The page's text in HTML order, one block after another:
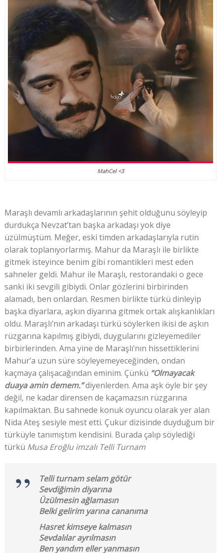
MahCel <3
Maraşlı devamlı arkadaşlarının şehit olduğunu söyleyip
durdukça Nevzat’tan başka arkadaşı yok diye
üzülmüştüm. Meğer, eski timden arkadaşlarıyla rutin
olarak toplanıyorlarmış. Mahur da Maraşlı ile birlikte
gitmek isteyince benim gibi romantikleri mest eden
sahneler geldi. Mahur ile Maraşlı, restorandaki o gece
sanki iki sevgili gibiydi. Onlar gözlerini birbirinden
alamadı, ben onlardan. Resmen birlikte türkü dinleyip
başka diyarlara, aşkın diyarına gitmek ortak alışkanlıkları
oldu. Maraşlı’nın arkadaşı türkü söylerken ikisi de aşkın
rüzgarına kapılmış gibiydi, duygularını gizleyemediler
birbirlerinden. Ama yine de Maraşlı’nın hissettiklerini
Mahur’a uzun süre söyleyemeyeceğinden, ondan
kaçmaya çalışacağından eminim. Çünkü “Olmayacak
duaya amin demem.”diyenlerden. Ama aşk öyle bir şey
değil, ne kadar dirensen de kaçamazsın rüzgarına
kapılmaktan. Bu sahnede konuk oyuncu olarak yer alan
Nida Ateş sesiyle mest etti. Çukur dizisinde duyduğum bir
türküyle tanımıştım kendisini. Burada çalıp söylediği
türkü Musa Eroğlu imzalı Telli Turnam
Telli turnam selam götür
Sevdiğimin diyarına
Üzülmesin ağlamasın
Belki gelirim yarına cananıma
Hasret kimseye kalmasın
Sevdalılar ayrılmasın
Ben yandım eller yanmasın